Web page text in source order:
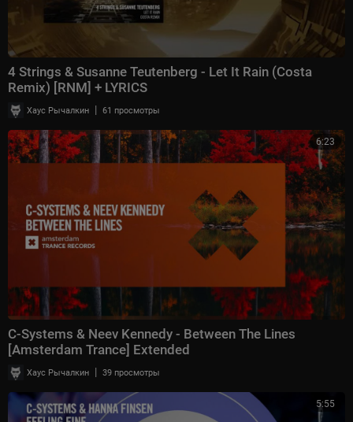
4 Strings & Susanne Teutenberg - Let It Rain (Costa
Remix) [RNM] + LYRICS
Хаус Рычалкин | 61 просмотры
6:23
C-Systems & Neev Kennedy - Between The Lines
[Amsterdam Trance] Extended
Хаус Рычалкин | 39 просмотры
5:55